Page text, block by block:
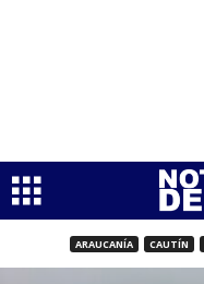
ARAUCANÍA CAUTÍN